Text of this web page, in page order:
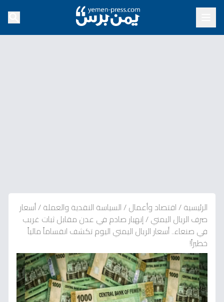
الرئيسية/اقتصاد وأعمال/السياسة النقدية والعملة/أسعار
صرف الريال اليمني/إنهيار صادم في عدن مقابل ثبات غريب
في صنعاء.. أسعار الريال اليمني اليوم تكشف انقساماً مالياً
خطيراً!